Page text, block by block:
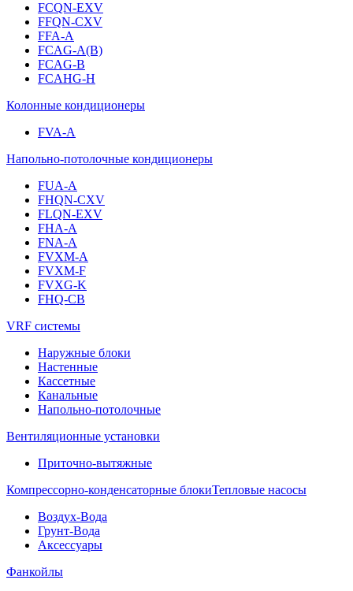
FCQN-EXV
FFQN-CXV
FFA-A
FCAG-A(B)
FCAG-B
FCAHG-H
Колонные кондиционеры
FVA-A
Напольно-потолочные кондиционеры
FUA-A
FHQN-CXV
FLQN-EXV
FHA-A
FNA-A
FVXM-A
FVXM-F
FVXG-K
FHQ-CB
VRF системы
Наружные блоки
Настенные
Кассетные
Канальные
Напольно-потолочные
Вентиляционные установки
Приточно-вытяжные
Компрессорно-конденсаторные блокиТепловые насосы
Воздух-Вода
Грунт-Вода
Аксессуары
Фанкойлы